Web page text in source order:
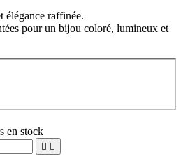
élégance raffinée.
pour un bijou coloré, lumineux et
en stock
 